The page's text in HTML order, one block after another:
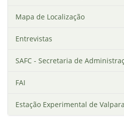
Mapa de Localização
Entrevistas
SAFC - Secretaria de
FAI
Estação Experimental de